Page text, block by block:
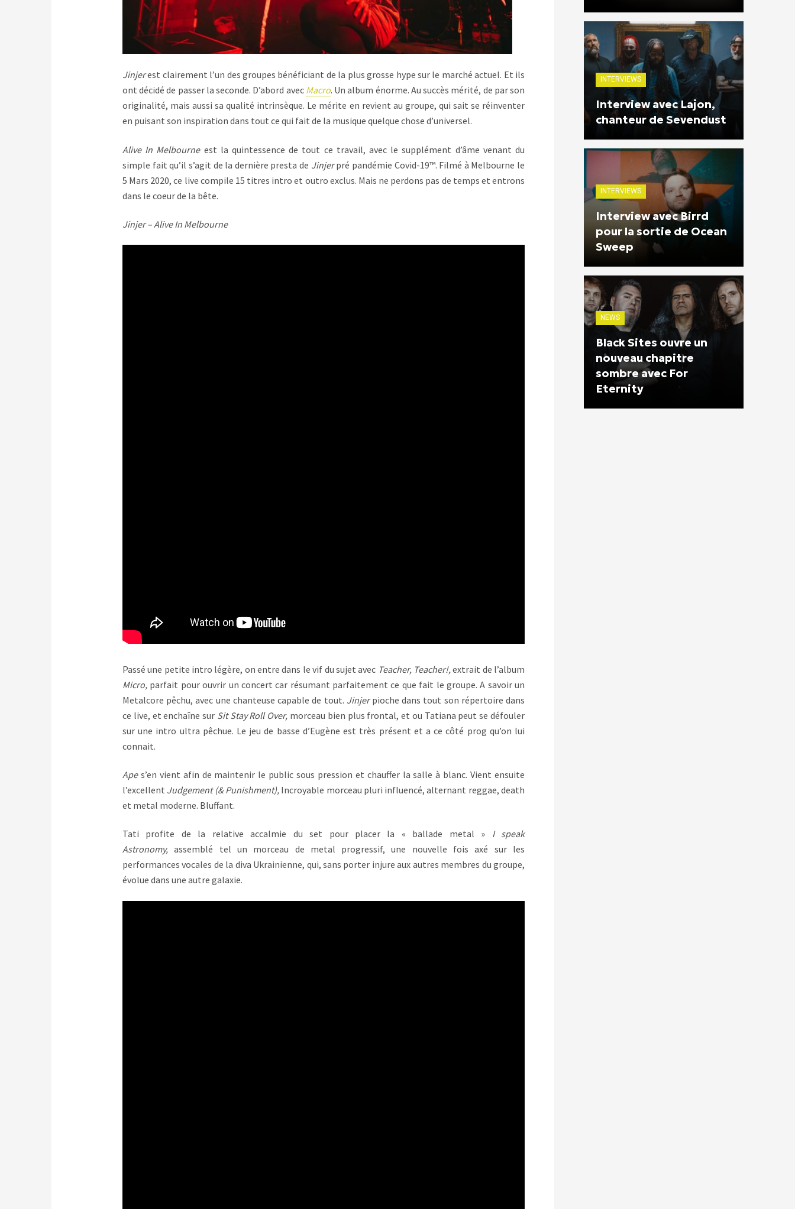
Jinjerest clairement l’un des groupes bénéficiant de la plus grosse hype sur le marché actuel. Et ils
ont décidé de passer la seconde. D’abord avec Macro. Un album énorme. Au succès mérité, de par son
originalité, mais aussi sa qualité intrinsèque. Le mérite en revient au groupe, qui sait se réinventer
en puisant son inspiration dans tout ce qui fait de la musique quelque chose d’universel.
Alive In Melbourneest la quintessence de tout ce travail, avec le supplément d’âme venant du
simple fait qu’il s’agit de la dernière presta de Jinjerpré pandémie Covid-19™. Filmé à Melbourne le
5 Mars 2020, ce live compile 15 titres intro et outro exclus. Mais ne perdons pas de temps et entrons
dans le coeur de la bête.
Jinjer – Alive In Melbourne
Passé une petite intro légère, on entre dans le vif du sujet avec Teacher, Teacher!,extrait de l’album
Micro, parfait pour ouvrir un concert car résumant parfaitement ce que fait le groupe. A savoir un
Metalcore pêchu, avec une chanteuse capable de tout. Jinjerpioche dans tout son répertoire dans
ce live, et enchaîne sur Sit Stay Roll Over, morceau bien plus frontal, et ou Tatiana peut se défouler
sur une intro ultra pêchue. Le jeu de basse d’Eugène est très présent et a ce côté prog qu’on lui
connait.
Apes’en vient afin de maintenir le public sous pression et chauffer la salle à blanc. Vient ensuite
l’excellent Judgement (& Punishment), Incroyable morceau pluri influencé, alternant reggae, death
et metal moderne. Bluffant.
Tati profite de la relative accalmie du set pour placer la « ballade metal » I speak
Astronomy,assemblé tel un morceau de metal progressif, une nouvelle fois axé sur les
performances vocales de la diva Ukrainienne, qui, sans porter injure aux autres membres du groupe,
évolue dans une autre galaxie.
INTERVIEWS
Interview avec Lajon,
chanteur de Sevendust
INTERVIEWS
Interview avec Birrd
pour la sortie de Ocean
Sweep
NEWS
Black Sites ouvre un
nouveau chapitre
sombre avec For
Eternity